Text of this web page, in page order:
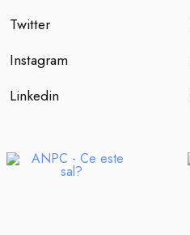
Twitter
Instagram
Linkedin